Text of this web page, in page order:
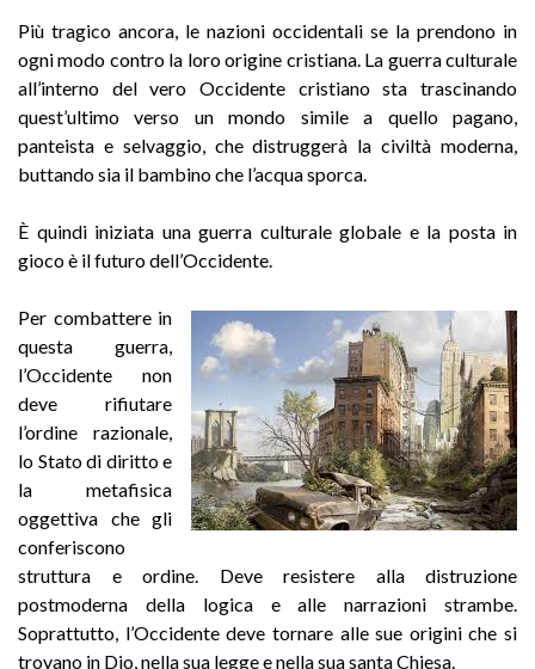
Più tragico ancora, le nazioni occidentali se la prendono in
ogni modo contro la loro origine cristiana. La guerra culturale
all’interno del vero Occidente cristiano sta trascinando
quest’ultimo verso un mondo simile a quello pagano,
panteista e selvaggio, che distruggerà la civiltà moderna,
buttando sia il bambino che l’acqua sporca.
È quindi iniziata una guerra culturale globale e la posta in
gioco è il futuro dell’Occidente.
Per combattere in
questa guerra,
l’Occidente non
deve rifiutare
l’ordine razionale,
lo Stato di diritto e
la metafisica
oggettiva che gli
conferiscono
struttura e ordine. Deve resistere alla distruzione
postmoderna della logica e alle narrazioni strambe.
Soprattutto, l’Occidente deve tornare alle sue origini che si
trovano in Dio, nella sua legge e nella sua santa Chiesa.